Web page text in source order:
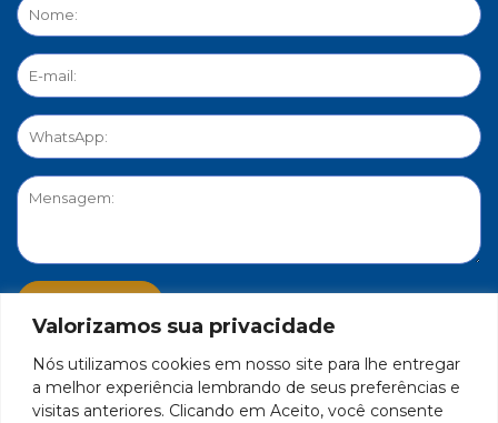
Valorizamos sua privacidade
Nós utilizamos cookies em nosso site para lhe entregar
a melhor experiência lembrando de seus preferências e
visitas anteriores. Clicando em Aceito, você consente
PORTAL DE PRIVACIDADE